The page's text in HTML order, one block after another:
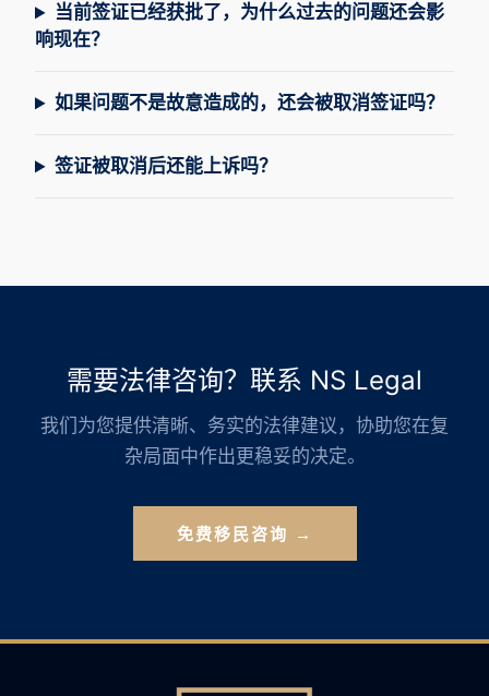
当前签证已经获批了，为什么过去的问题还会影
响现在？
如果问题不是故意造成的，还会被取消签证吗？
签证被取消后还能上诉吗？
需要法律咨询？联系 NS Legal
我们为您提供清晰、务实的法律建议，协助您在复
杂局面中作出更稳妥的决定。
免费移民咨询 →